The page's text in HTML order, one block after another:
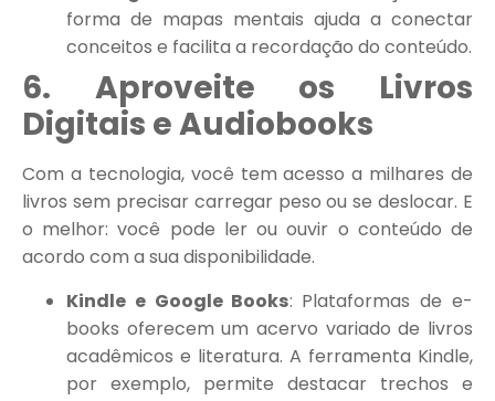
forma de mapas mentais ajuda a conectar
conceitos e facilita a recordação do conteúdo.
6. Aproveite os Livros
Digitais e Audiobooks
Com a tecnologia, você tem acesso a milhares de
livros sem precisar carregar peso ou se deslocar. E
o melhor: você pode ler ou ouvir o conteúdo de
acordo com a sua disponibilidade.
Kindle e Google Books: Plataformas de e-
books oferecem um acervo variado de livros
acadêmicos e literatura. A ferramenta Kindle,
por exemplo, permite destacar trechos e